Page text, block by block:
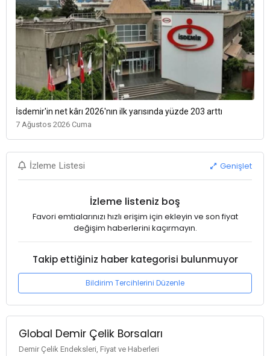
İsdemir'in net kârı 2026'nın ilk yarısında yüzde 203 arttı
7 Ağustos 2026 Cuma
İzleme Listesi Genişlet
İzleme listeniz boş
Favori emtialarınızı hızlı erişim için ekleyin ve son fiyat
değişim haberlerini kaçırmayın.
Takip ettiğiniz haber kategorisi bulunmuyor
Bildirim Tercihlerini Düzenle
Global Demir Çelik Borsaları
Demir Çelik Endeksleri, Fiyat ve Haberleri